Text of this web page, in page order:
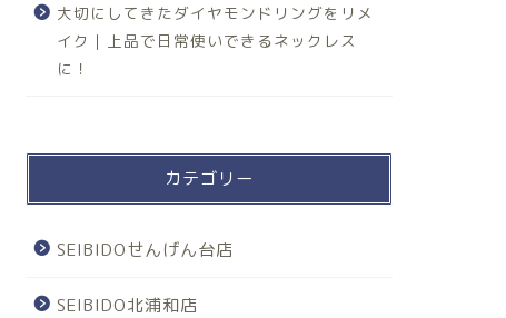
大切にしてきたダイヤモンドリングをリメ
イク｜上品で日常使いできるネックレス
に！
カテゴリー
SEIBIDOせんげん台店
SEIBIDO北浦和店